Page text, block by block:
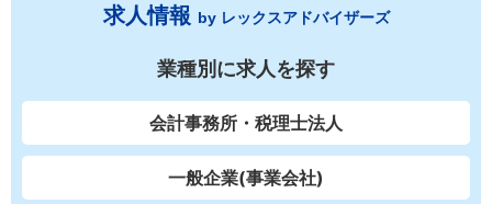
求人情報 by レックスアドバイザーズ
業種別に求人を探す
会計事務所・税理士法人
一般企業(事業会社)